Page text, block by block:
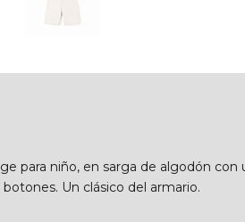
para niño, en sarga de algodón
Un clásico del armario.